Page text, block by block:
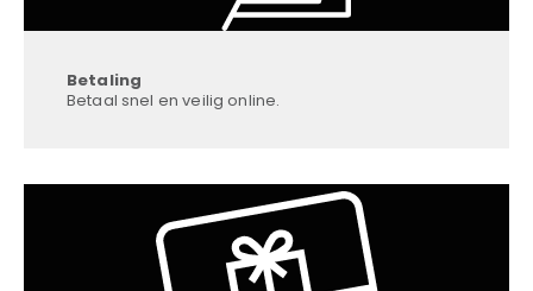
Betaling
Betaal snel en veilig online.